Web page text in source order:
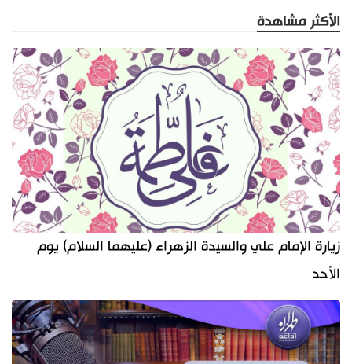
الأكثر مشاهدة
زيارة الإمام علي والسيدة الزهراء (عليهما السلام) يوم
الأحد